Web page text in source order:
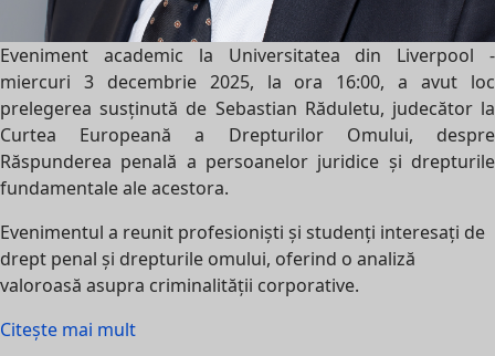
Eveniment academic la Universitatea din Liverpool -
miercuri 3 decembrie 2025, la ora 16:00, a avut loc
prelegerea susținută de Sebastian Răduletu, judecător la
Curtea Europeană a Drepturilor Omului, despre
Răspunderea penală a persoanelor juridice și drepturile
fundamentale ale acestora.
Evenimentul a reunit profesioniști și studenți interesați de
drept penal și drepturile omului, oferind o analiză
valoroasă asupra criminalității corporative.
Citește mai mult